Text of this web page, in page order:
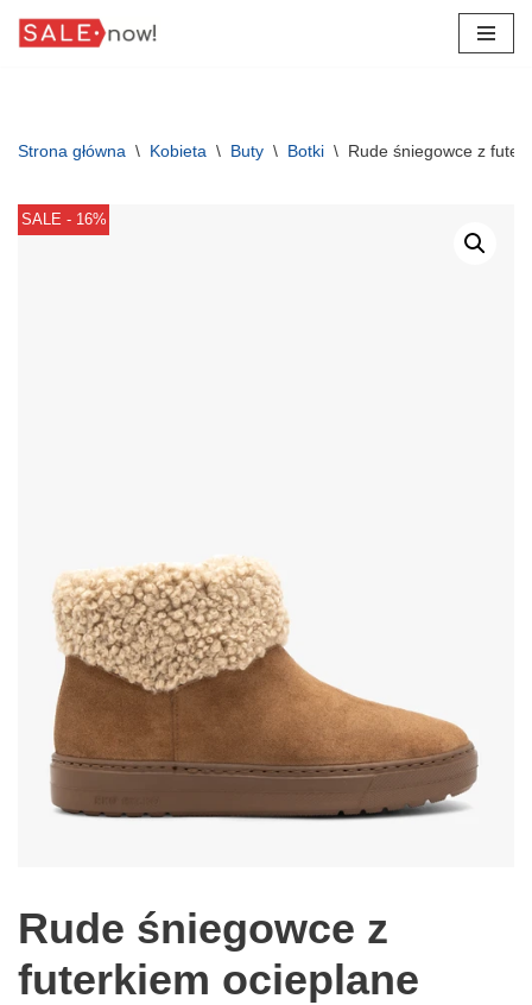
Strona główna \ Kobieta \ Buty \ Botki \ Rude śniegowce z
SALE - 16%
Rude śniegowce z
futerkiem ocieplane